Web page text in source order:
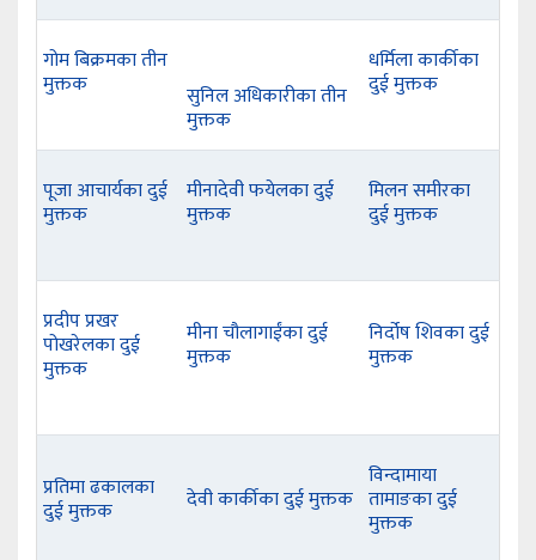
गोम बिक्रमका तीन
मुक्तक सुनिल अधिकारीका तीन
मुक्तक
धर्मिला कार्कीका
दुई मुक्तक
पूजा आचार्यका दुई
मुक्तक
मीनादेवी फयेलका दुई
मुक्तक
मिलन समीरका
दुई मुक्तक
प्रदीप प्रखर
पोखरेलका दुई
मुक्तक
मीना चौलागाईंका दुई
मुक्तक
निर्दोष शिवका दुई
मुक्तक
प्रतिमा ढकालका
दुई मुक्तक देवी कार्कीका दुई मुक्तक
विन्दामाया
तामाङका दुई
मुक्तक